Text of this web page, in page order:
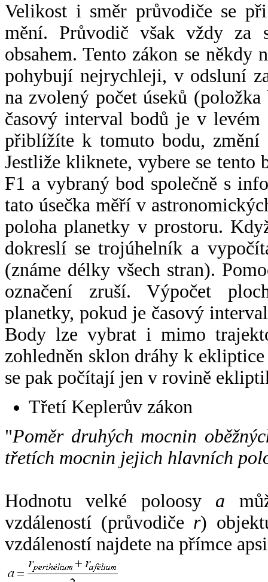
Velikost i směr průvodiče se
mění. Průvodič však vždy za
obsahem. Tento zákon se někdy
pohybují nejrychleji, v odsluní
na zvolený počet úseků
časový interval bodů je v
přiblížíte k tomuto bodu,
Jestliže kliknete, vybere se tento
F1 a vybraný bod společně s
tato úsečka měří v
poloha planetky v prostoru.
dokreslí se trojúhelník a
(známe délky všech stran).
označení zruší. Výpočet
planetky, pokud je časový
Body lze vybrat i mimo
zohledněn sklon dráhy k
se pak počítají jen v rovině
Třetí Keplerův zákon
"Poměr druhých mocnin
třetích mocnin jejich hlavních
Hodnotu velké poloosy a
vzdáleností (průvodiče r)
vzdáleností najdete na přímce